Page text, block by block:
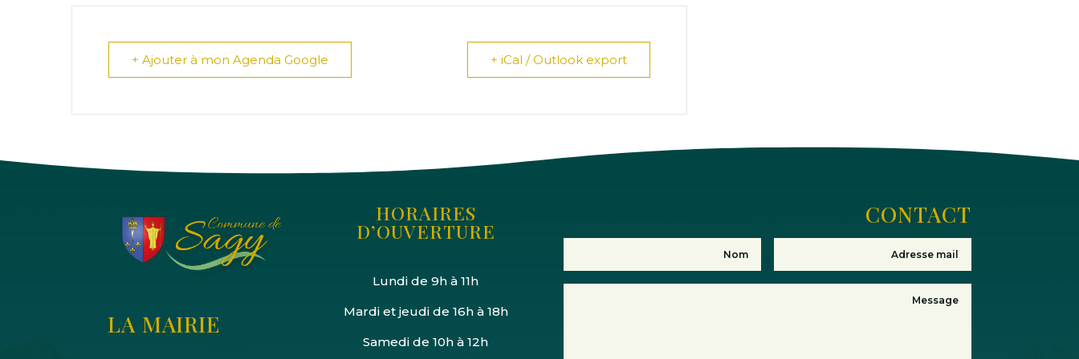
+ Ajouter à mon Agenda Google + iCal / Outlook export
LA MAIRIE
HORAIRES
D’OUVERTURE
Lundi de 9h à 11h
Mardi et jeudi de 16h à 18h
Samedi de 10h à 12h
CONTACT